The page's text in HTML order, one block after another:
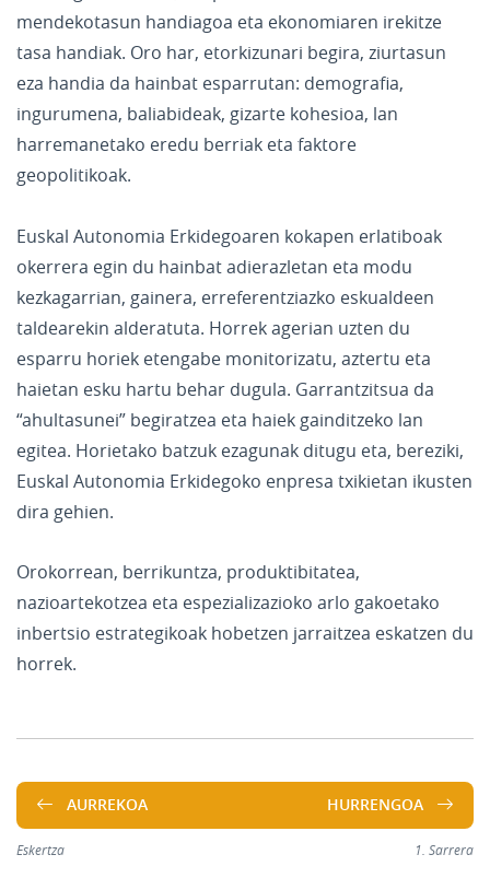
mendekotasun handiagoa eta ekonomiaren irekitze
tasa handiak. Oro har, etorkizunari begira, ziurtasun
eza handia da hainbat esparrutan: demografia,
ingurumena, baliabideak, gizarte kohesioa, lan
harremanetako eredu berriak eta faktore
geopolitikoak.
Euskal Autonomia Erkidegoaren kokapen erlatiboak
okerrera egin du hainbat adierazletan eta modu
kezkagarrian, gainera, erreferentziazko eskualdeen
taldearekin alderatuta. Horrek agerian uzten du
esparru horiek etengabe monitorizatu, aztertu eta
haietan esku hartu behar dugula. Garrantzitsua da
“ahultasunei” begiratzea eta haiek gainditzeko lan
egitea. Horietako batzuk ezagunak ditugu eta, bereziki,
Euskal Autonomia Erkidegoko enpresa txikietan ikusten
dira gehien.
Orokorrean, berrikuntza, produktibitatea,
nazioartekotzea eta espezializazioko arlo gakoetako
inbertsio estrategikoak hobetzen jarraitzea eskatzen du
horrek.
AURREKOA
Eskertza
HURRENGOA
1. Sarrera